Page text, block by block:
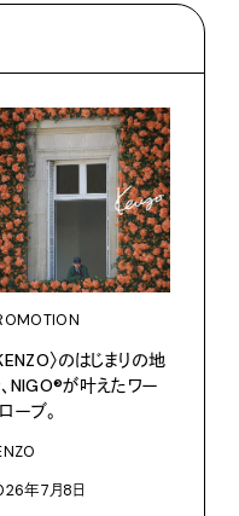
〉のはじまりの地
NIGO®が叶えたワー
ーブ。
年7月8日